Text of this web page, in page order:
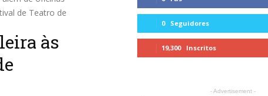
de Teatro de
às
0 Seguidores
19,300 Inscritos
- Advertisement -